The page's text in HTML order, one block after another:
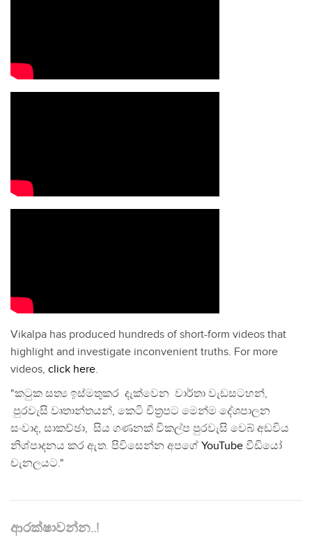
Vikalpa has produced hundreds of short-form videos that
highlight and investigate inconvenient truths. For more
videos, click here.
"කටුක සත්‍ය ඉස්මතුකර දැක්වෙන වාර්තා වැඩසටහන්,
පුරවැසි වෘතාන්තයන්, කෙටි චිත්‍රපට මෙන්ම දේශපාලන
සංවාද, සාකච්ඡා, සිය ගණනක් විකල්ප පුරවැසි වෙබ් අඩවිය
නිශ්පාදනය කර ඇත. පිවිසෙන්න අපගේ YouTube වීඩියෝ
චැනලයට."
ආරක්ෂාවන්න..!